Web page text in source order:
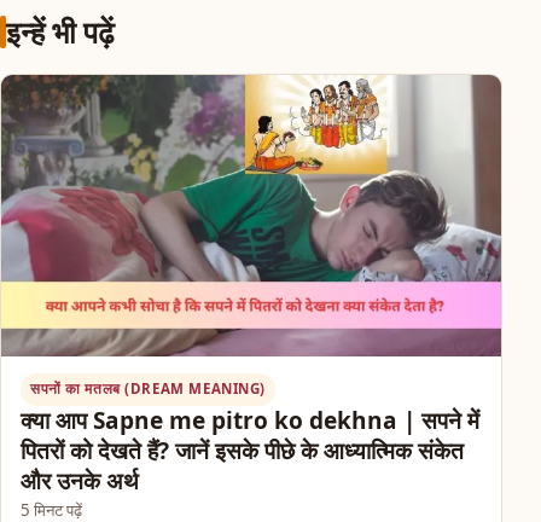
इन्हें भी पढ़ें
सपनों का मतलब (DREAM MEANING)
क्या आप Sapne me pitro ko dekhna | सपने में
पितरों को देखते हैं? जानें इसके पीछे के आध्यात्मिक संकेत
और उनके अर्थ
5 मिनट पढ़ें